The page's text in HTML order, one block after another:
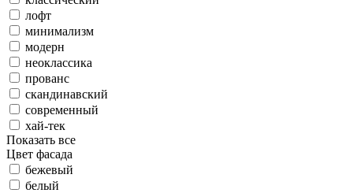
лофт
минимализм
модерн
неоклассика
прованс
скандинавский
современный
хай-тек
Показать все
Цвет фасада
бежевый
белый